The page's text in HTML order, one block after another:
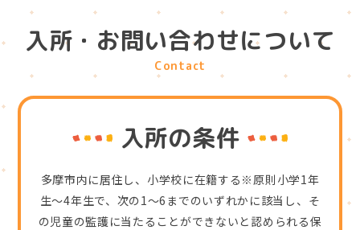
入所・お問い合わせについて
Contact
入所の条件
多摩市内に居住し、小学校に在籍する※原則小学1年
生～4年生で、次の1～6までのいずれかに該当し、 そ
の児童の監護に当たることができないと認められる保